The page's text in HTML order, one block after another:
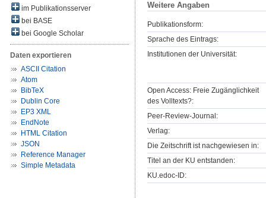
im Publikationsserver
bei BASE
bei Google Scholar
Daten exportieren
ASCII Citation
Atom
BibTeX
Dublin Core
EP3 XML
EndNote
HTML Citation
JSON
Reference Manager
Simple Metadata
Weitere Angaben
Publikationsform:
Sprache des Eintrags:
Institutionen der Universität:
Open Access: Freie Zugänglichkeit
des Volltexts?:
Peer-Review-Journal:
Verlag:
Die Zeitschrift ist nachgewiesen in:
Titel an der KU entstanden:
KU.edoc-ID: